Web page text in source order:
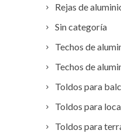
Rejas de
Sin categoría
Techos de
Techos de
Toldos para
Toldos para
Toldos para